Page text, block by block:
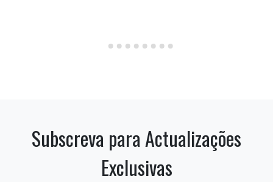
Subscreva para Actualizações
Exclusivas